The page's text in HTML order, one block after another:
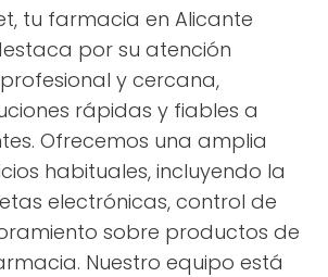
tu farmacia en Alicante
por su atención
y cercana,
rápidas y fiables a
Ofrecemos una amplia
habituales, incluyendo la
electrónicas, control de
sobre productos de
Nuestro equipo está